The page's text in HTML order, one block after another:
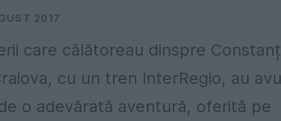
2017
care călătoreau dinspre
cu un tren InterRegio, au
o adevărată aventură, oferită pe